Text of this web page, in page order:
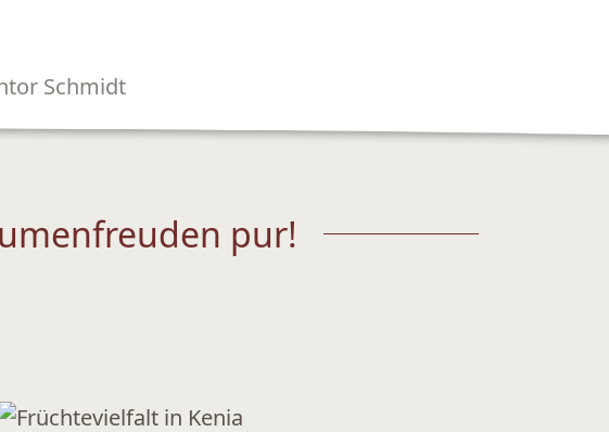
Schmidt
pur!